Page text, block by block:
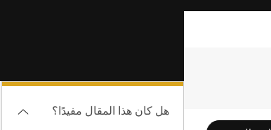
هل كان هذا المقال مفيدًا؟